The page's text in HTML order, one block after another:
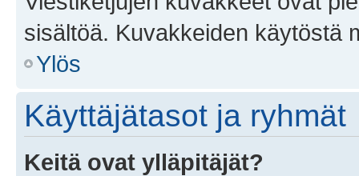
sisältöä. Kuvakkeiden käytöstä
Ylös
Käyttäjätasot ja ryhmät
Keitä ovat ylläpitäjät?